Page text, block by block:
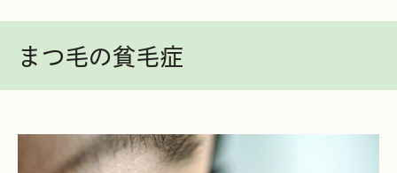
まつ毛の貧毛症